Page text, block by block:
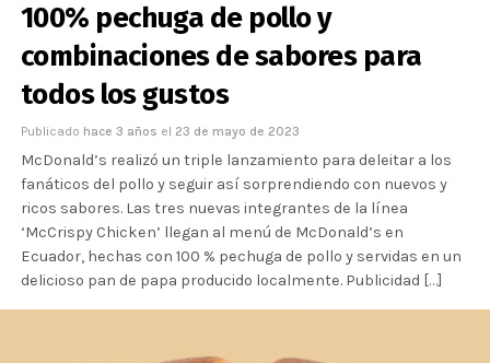
100% pechuga de pollo y
combinaciones de sabores para
todos los gustos
Publicado hace 3 años el 23 de mayo de 2023
McDonald’s realizó un triple lanzamiento para deleitar a los
fanáticos del pollo y seguir así sorprendiendo con nuevos y
ricos sabores. Las tres nuevas integrantes de la línea
‘McCrispy Chicken’ llegan al menú de McDonald’s en
Ecuador, hechas con 100 % pechuga de pollo y servidas en un
delicioso pan de papa producido localmente. Publicidad […]